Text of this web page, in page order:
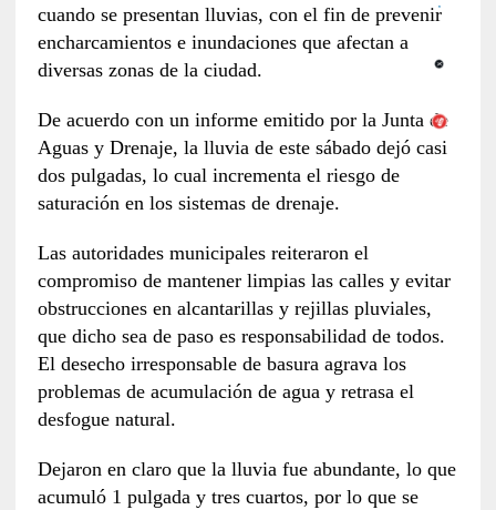
cuando se presentan lluvias, con el fin de prevenir
encharcamientos e inundaciones que afectan a
diversas zonas de la ciudad.
De acuerdo con un informe emitido por la Junta de
Aguas y Drenaje, la lluvia de este sábado dejó casi
dos pulgadas, lo cual incrementa el riesgo de
saturación en los sistemas de drenaje.
Las autoridades municipales reiteraron el
compromiso de mantener limpias las calles y evitar
obstrucciones en alcantarillas y rejillas pluviales,
que dicho sea de paso es responsabilidad de todos.
El desecho irresponsable de basura agrava los
problemas de acumulación de agua y retrasa el
desfogue natural.
Dejaron en claro que la lluvia fue abundante, lo que
acumuló 1 pulgada y tres cuartos, por lo que se